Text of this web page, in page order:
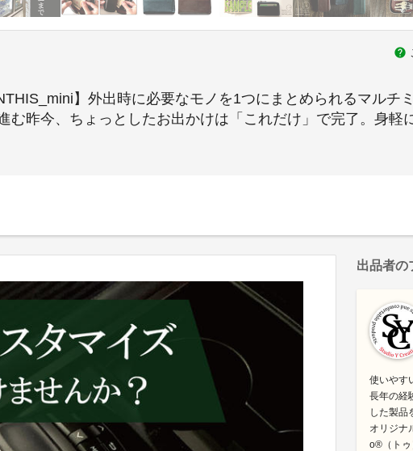
help
】外出時に必要なモノを1つにまとめられるマルチ
昨今、ちょっとしたお出かけは「これだけ」で完了。身軽
出品者の
使いやす
長年の経
した製品
オリジナ
o®（トゥ